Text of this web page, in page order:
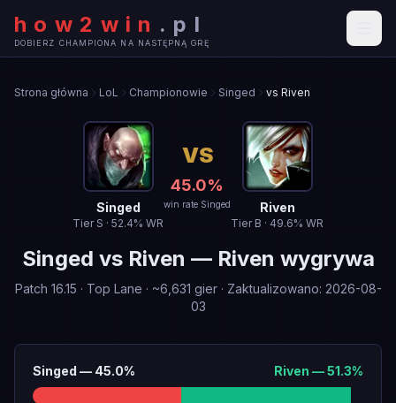
how2win . pl
DOBIERZ CHAMPIONA NA NASTĘPNĄ GRĘ
Strona główna LoL Championowie Singed vs Riven
Singed
Tier S · 52.4% WR
VS
45.0%
win rate Singed Riven
Tier B · 49.6% WR
Singed vs Riven — Riven wygrywa
Patch 16.15 · Top Lane · ~6,631 gier· Zaktualizowano: 2026-08-
03
Singed — 45.0% Riven —51.3%